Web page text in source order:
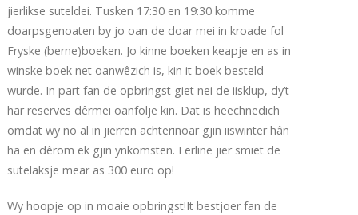
jierlikse suteldei. Tusken 17:30 en 19:30 komme
doarpsgenoaten by jo oan de doar mei in kroade fol
Fryske (berne)boeken. Jo kinne boeken keapje en as in
winske boek net oanwêzich is, kin it boek besteld
wurde. In part fan de opbringst giet nei de iisklup, dy’t
har reserves dêrmei oanfolje kin. Dat is heechnedich
omdat wy no al in jierren achterinoar gjin iiswinter hân
ha en dêrom ek gjin ynkomsten. Ferline jier smiet de
sutelaksje mear as 300 euro op!
Wy hoopje op in moaie opbringst!It bestjoer fan de